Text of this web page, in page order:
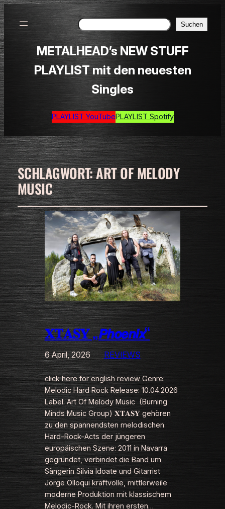
Suchen Suchen
METALHEAD’s NEW STUFF
PLAYLIST mit den neuesten
Singles
PLAYLIST YouTubePLAYLIST Spotify
SCHLAGWORT:ART OF MELODY
MUSIC
𝐗𝐓𝐀𝐒𝐘 „𝙋𝙝𝙤𝙚𝙣𝙞𝙭“
6 April, 2026 REVIEWS
click here for english review Genre:
Melodic Hard Rock Release: 10.04.2026
Label: Art Of Melody Music (Burning
Minds Music Group) 𝐗𝐓𝐀𝐒𝐘 gehören
zu den spannendsten melodischen
Hard-Rock-Acts der jüngeren
europäischen Szene: 2011 in Navarra
gegründet, verbindet die Band um
Sängerin Silvia Idoate und Gitarrist
Jorge Olloqui kraftvolle, mittlerweile
moderne Produktion mit klassischem
Melodic-Rock. Mit ihren ersten…